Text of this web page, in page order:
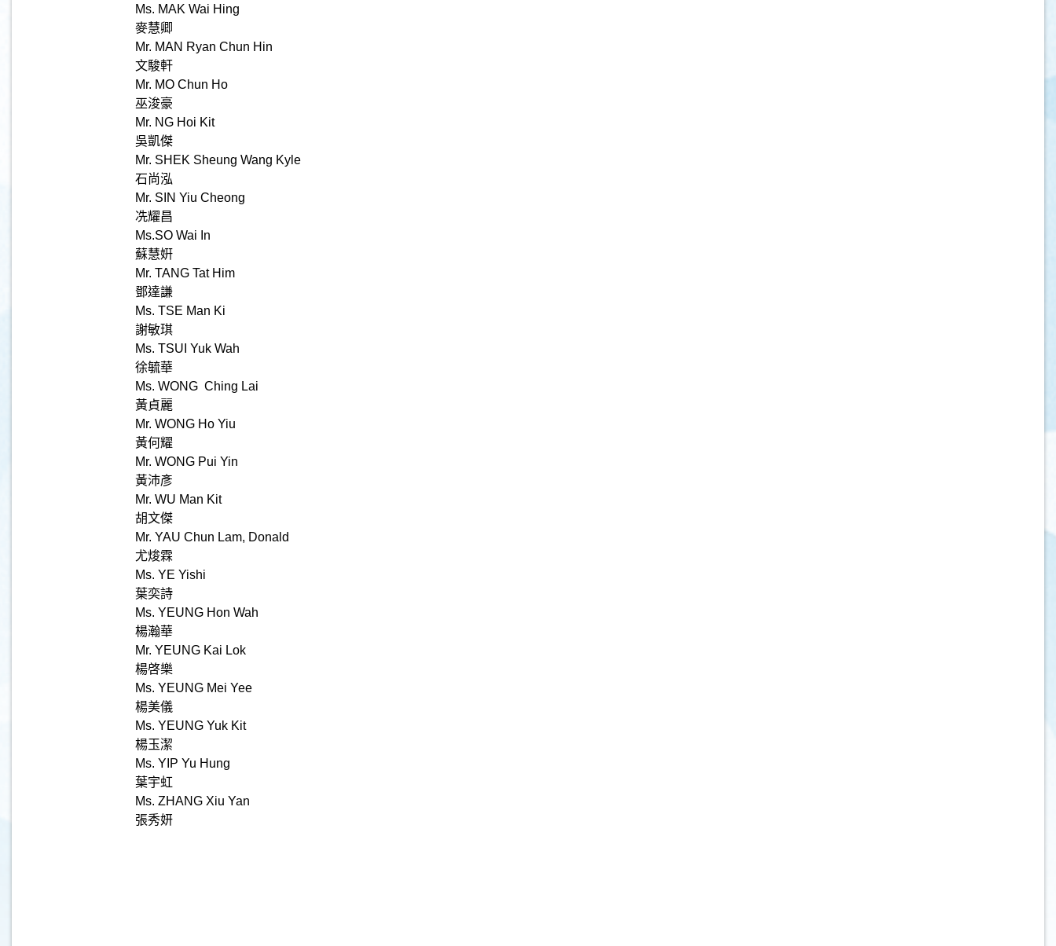
Ms. MAK Wai Hing
麥慧卿
Mr. MAN Ryan Chun Hin
文駿軒
Mr. MO Chun Ho
巫浚豪
Mr. NG Hoi Kit
吳凱傑
Mr. SHEK Sheung Wang Kyle
石尚泓
Mr. SIN Yiu Cheong
冼耀昌
Ms.SO Wai In
蘇慧姸
Mr. TANG Tat Him
鄧達謙
Ms. TSE Man Ki
謝敏琪
Ms. TSUI Yuk Wah
徐毓華
Ms. WONG Ching Lai
黃貞麗
Mr. WONG Ho Yiu
黃何耀
Mr. WONG Pui Yin
黃沛彥
Mr. WU Man Kit
胡文傑
Mr. YAU Chun Lam, Donald
尤焌霖
Ms. YE Yishi
葉奕詩
Ms. YEUNG Hon Wah
楊瀚華
Mr. YEUNG Kai Lok
楊啓樂
Ms. YEUNG Mei Yee
楊美儀
Ms. YEUNG Yuk Kit
楊玉潔
Ms. YIP Yu Hung
葉宇虹
Ms. ZHANG Xiu Yan
張秀妍